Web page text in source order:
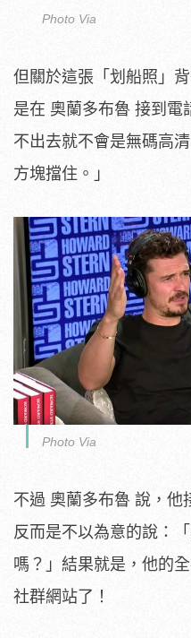
Photo Via
但關於這張「划船照」
是在 奧蘭多布魯 接到電
不出去就不會是無碼高
方塊擋住。」
Photo Via
不過 奧蘭多布魯 說，他
反而是不以為意的說：
嗎？」結果就是，他的
社群網站了！